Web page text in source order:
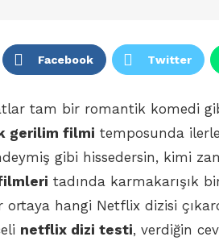
Facebook Twitter
tam bir romantik komedi
gerilim filmi temposunda
gibi hissedersin, kimi
tadında karmakarışık
ortaya hangi Netflix dizisi
netflix dizi testi, verdiğin